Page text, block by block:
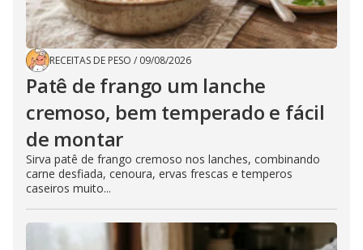
RECEITAS DE PESO / 09/08/2026
Patê de frango um lanche
cremoso, bem temperado e fácil
de montar
Sirva patê de frango cremoso nos lanches, combinando
carne desfiada, cenoura, ervas frescas e temperos
caseiros muito...